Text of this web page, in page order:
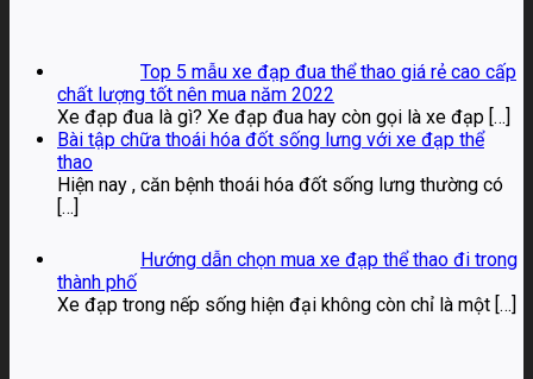
Top 5 mẫu xe đạp đua thể thao giá rẻ cao cấp
chất lượng tốt nên mua năm 2022
Xe đạp đua là gì? Xe đạp đua hay còn gọi là xe đạp […]
Bài tập chữa thoái hóa đốt sống lưng với xe đạp thể
thao
Hiện nay , căn bệnh thoái hóa đốt sống lưng thường có
[…]
Hướng dẫn chọn mua xe đạp thể thao đi trong
thành phố
Xe đạp trong nếp sống hiện đại không còn chỉ là một […]